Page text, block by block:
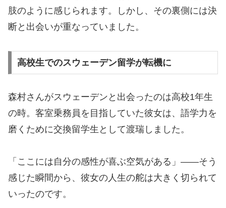
肢のように感じられます。しかし、その裏側には決
断と出会いが重なっていました。
高校生でのスウェーデン留学が転機に
森村さんがスウェーデンと出会ったのは高校1年生
の時。客室乗務員を目指していた彼女は、語学力を
磨くために交換留学生として渡瑞しました。
「ここには自分の感性が喜ぶ空気がある」——そう
感じた瞬間から、彼女の人生の舵は大きく切られて
いったのです。